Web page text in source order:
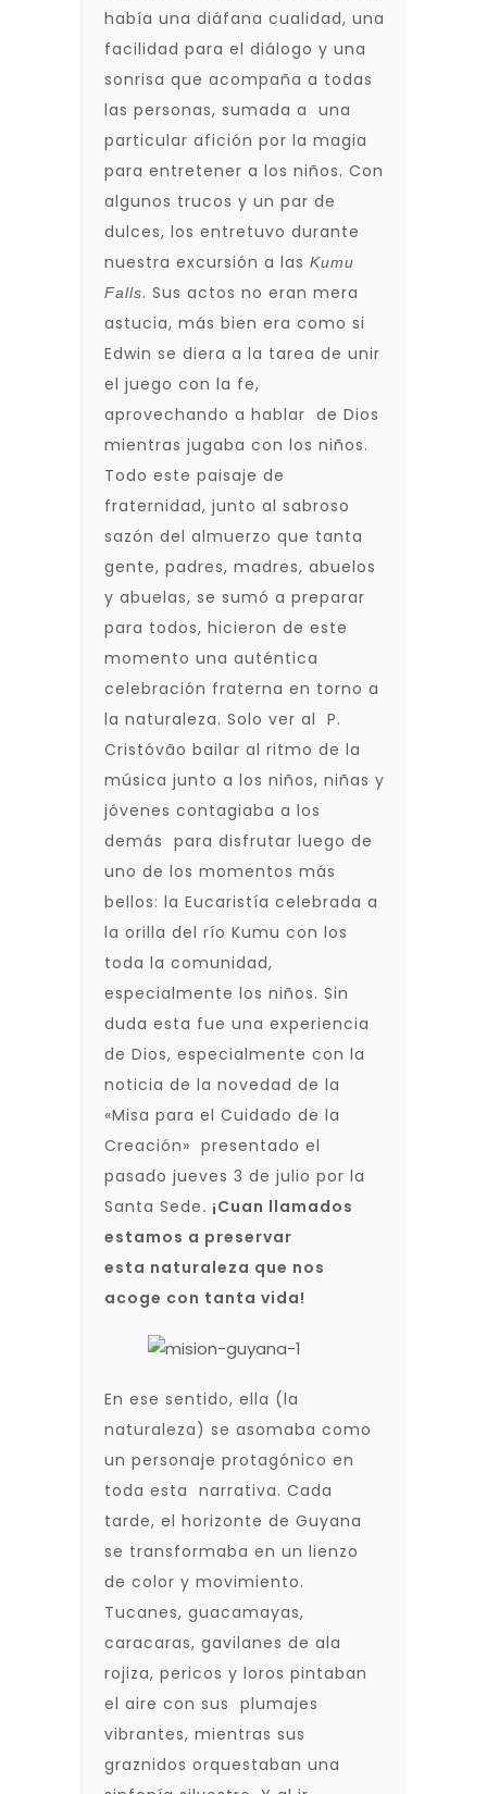
había una diáfana cualidad, una
facilidad para el diálogo y una
sonrisa que acompaña a todas
las personas, sumada a una
particular afición por la magia
para entretener a los niños. Con
algunos trucos y un par de
dulces, los entretuvo durante
nuestra excursión a las Kumu
Falls. Sus actos no eran mera
astucia, más bien era como si
Edwin se diera a la tarea de unir
el juego con la fe,
aprovechando a hablar de Dios
mientras jugaba con los niños.
Todo este paisaje de
fraternidad, junto al sabroso
sazón del almuerzo que tanta
gente, padres, madres, abuelos
y abuelas, se sumó a preparar
para todos, hicieron de este
momento una auténtica
celebración fraterna en torno a
la naturaleza. Solo ver al P.
Cristóvão bailar al ritmo de la
música junto a los niños, niñas y
jóvenes contagiaba a los
demás para disfrutar luego de
uno de los momentos más
bellos: la Eucaristía celebrada a
la orilla del río Kumu con los
toda la comunidad,
especialmente los niños. Sin
duda esta fue una experiencia
de Dios, especialmente con la
noticia de la novedad de la
«Misa para el Cuidado de la
Creación» presentado el
pasado jueves 3 de julio por la
Santa Sede. ¡Cuan llamados
estamos a preservar
esta naturaleza que nos
acoge con tanta vida!
En ese sentido, ella (la
naturaleza) se asomaba como
un personaje protagónico en
toda esta narrativa. Cada
tarde, el horizonte de Guyana
se transformaba en un lienzo
de color y movimiento.
Tucanes, guacamayas,
caracaras, gavilanes de ala
rojiza, pericos y loros pintaban
el aire con sus plumajes
vibrantes, mientras sus
graznidos orquestaban una